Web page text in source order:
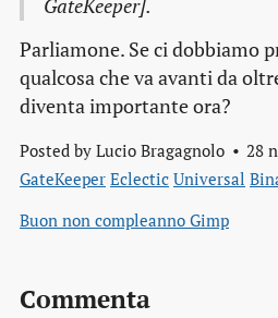
GateKeeper].
Parliamone. Se ci dobbiamo
qualcosa che va avanti da
diventa importante ora?
Posted by Lucio Bragagnolo 28
GateKeeper Eclectic Universal
Buon non compleanno Gimp
Commenta